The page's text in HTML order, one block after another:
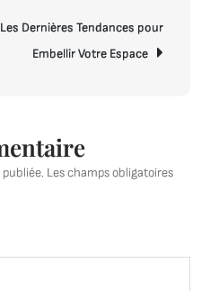
Dernières Tendances pour
Embellir Votre Espace
Les champs obligatoires